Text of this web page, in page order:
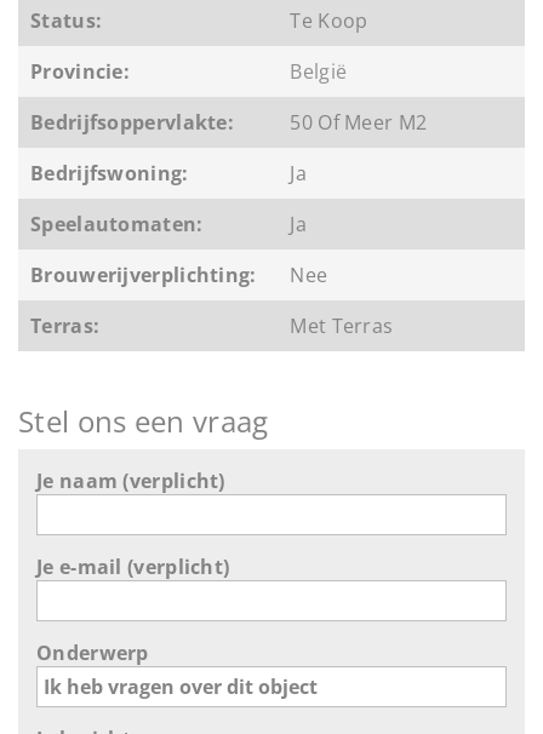
Status:
Te Koop
Provincie:
België
Bedrijfsoppervlakte:
50 Of Meer M2
Bedrijfswoning:
Ja
Speelautomaten:
Ja
Brouwerijverplichting:
Nee
Terras:
Met Terras
Stel ons een vraag
Je naam (verplicht)
Je e-mail (verplicht)
Onderwerp